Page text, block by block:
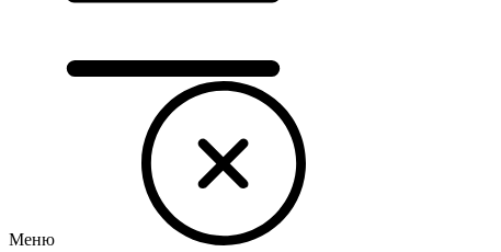
Меню